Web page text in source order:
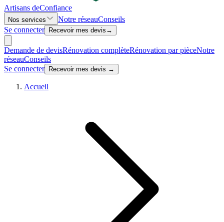
Artisans deConfiance
Nos services Notre réseauConseils
Se connecter
Recevoir mes devis →
Demande de devisRénovation complèteRénovation par pièceNotre
réseauConseils
Se connecter
Recevoir mes devis →
Accueil